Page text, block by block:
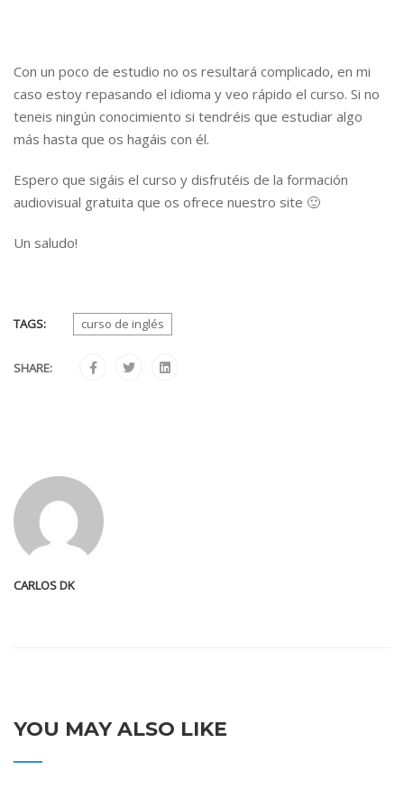
Con un poco de estudio no os resultará complicado, en mi
caso estoy repasando el idioma y veo rápido el curso. Si no
teneis ningún conocimiento si tendréis que estudiar algo
más hasta que os hagáis con él.
Espero que sigáis el curso y disfrutéis de la formación
audiovisual gratuita que os ofrece nuestro site 🙂
Un saludo!
TAGS: curso de inglés
SHARE:
CARLOS DK
YOU MAY ALSO LIKE